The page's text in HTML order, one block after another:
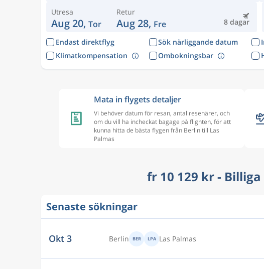
Utresa
Aug 20, Tor 8 dagar
Retur
Aug 28, Fre
Endast direktflyg Sök närliggande datum
Klimatkompensation
Ombokningsbar
Mata in flygets detaljer
Vi behöver datum för resan, antal resenärer, och
om du vill ha incheckat bagage på flighten, för att
kunna hitta de bästa flygen från Berlin till Las
Palmas
fr 10 129 kr -
Senaste sökningar
Okt 3 Berlin BER LPA Las Palmas